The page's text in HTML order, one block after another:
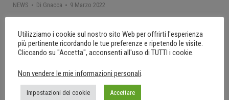
NEWS Di Gnacca 9 Marzo 2022
siete nel posto giusto, qui potete trovare un Kit componenti per il
portone sezionale completo, con tutte le istruzioni, anche video, per
assisterVi passo passo. Per installare il nostro Kit componenti per il
portone sezionale non avete bisogno di chiamare un esperto e
Utilizziamo i cookie sul nostro sito Web per offrirti l'esperienza
più pertinente ricordando le tue preferenze e ripetendo le visite.
Cliccando su "Accetta", acconsenti all'uso di TUTTI i cookie.
Non vendere le mie informazioni personali.
Impostazioni dei cookie Accettare